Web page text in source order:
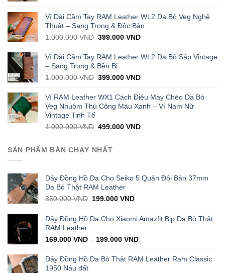
was:
1.000.000 VND.
is:
429.000 VND.
Ví Dài Cầm Tay RAM Leather WL2 Da Bò Veg Nghệ
Thuật – Sang Trọng & Độc Bản
1.000.000VND Original
was:
1.000.000 VND.
399.000VNDCurrent
is:
Ví Dài Cầm Tay RAM Leather WL2 Da Bò Sáp Vintage
– Sang Trọng & Bền Bỉ
1.000.000VND Original
was:
1.000.000 VND.
399.000VNDCurrent
is:
399.000 VND.
Ví RAM Leather WX1 Cách Điệu May Chéo Da Bò
Veg Nhuộm Thủ Công Màu Xanh – Ví Nam Nữ
Vintage Tinh Tế
1.000.000VND Original
was:
1.000.000 VND.
499.000VNDCurrent
SẢN PHẨM BÁN CHẠY NHẤT
Dây Đồng Hồ Da Cho Seiko 5 Quân Đội Bản 37mm
Da Bò Thật RAM Leather
350.000VND Original
was:
199.000VNDCurrent
is:
199.000 VND.
Dây Đồng Hồ Da Cho Xiaomi Amazfit Bip Da Bò Thật
RAM Leather
169.000 VND – 199.000 VND
Dây Đồng Hồ Da Bò Thật RAM Leather Ram Classic
1950 Nâu đất